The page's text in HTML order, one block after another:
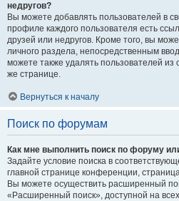
недругов?
Вы можете добавлять пользователей в
профиле каждого пользователя есть
друзей или недругов. Кроме того, вы
личного раздела, непосредственным
можете также удалять пользователей из
же странице.
Вернуться к началу
Поиск по форумам
Как мне выполнить поиск по форуму
Задайте условие поиска в
главной странице конференции,
Вы можете осуществить расширенный
«Расширенный поиск», доступной на